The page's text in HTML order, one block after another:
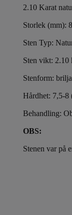
2.10 Karat
Storlek (mm):
Sten Typ:
Sten vikt: 2.10
Stenform:
Hårdhet: 7,5-8
Behandling:
OBS:
Stenen var på